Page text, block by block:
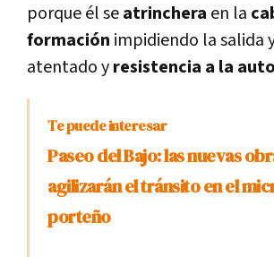
porque él seatrinchera en la
formación impidiendo la salida
atentado yresistencia a la
Te puede interesar
Paseo del Bajo: las nuevas
agilizarán el tránsito en el
porteño